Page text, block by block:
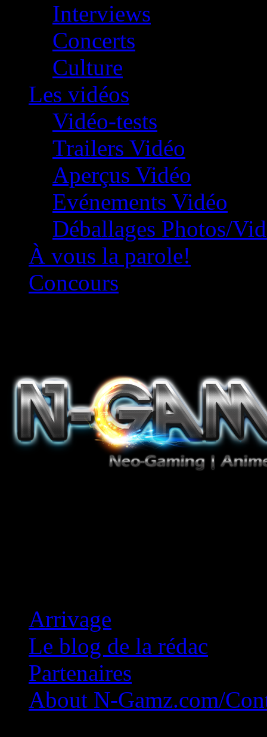
Interviews
Concerts
Culture
Les vidéos
Vidéo-tests
Trailers Vidéo
Aperçus Vidéo
Evénements Vidéo
Déballages Photos/
À vous la parole!
Concours
Arrivage
Le blog de la rédac
Partenaires
About N-Gamz.com/